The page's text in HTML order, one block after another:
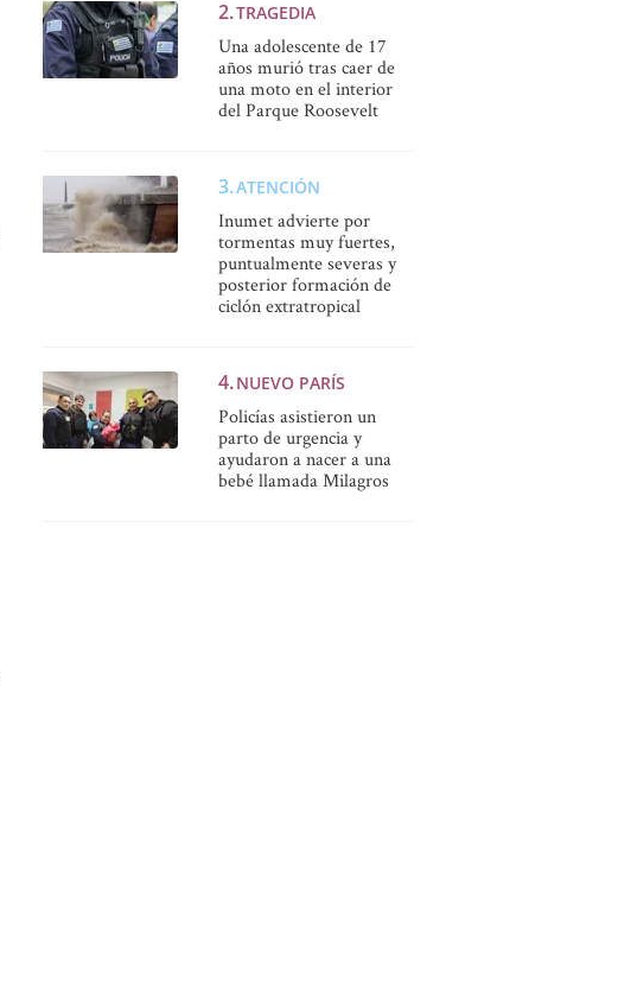
TRAGEDIA
Una adolescente de 17
años murió tras caer de
una moto en el interior
del Parque Roosevelt
ATENCIÓN
Inumet advierte por
tormentas muy fuertes,
puntualmente severas y
posterior formación de
ciclón extratropical
NUEVO PARÍS
Policías asistieron un
parto de urgencia y
ayudaron a nacer a una
bebé llamada Milagros